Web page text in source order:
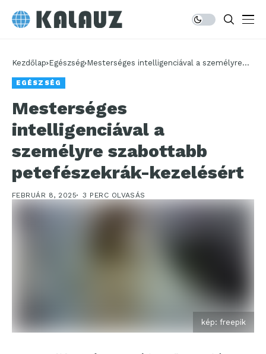
Kezdőlap Egészség Mesterséges intelligenciával a személyre
EGÉSZSÉG
Mesterséges
intelligenciával a
személyre szabottabb
petefészekrák-kezelésért
FEBRUÁR 8, 2025 3 PERC OLVASÁS
kép: freepik